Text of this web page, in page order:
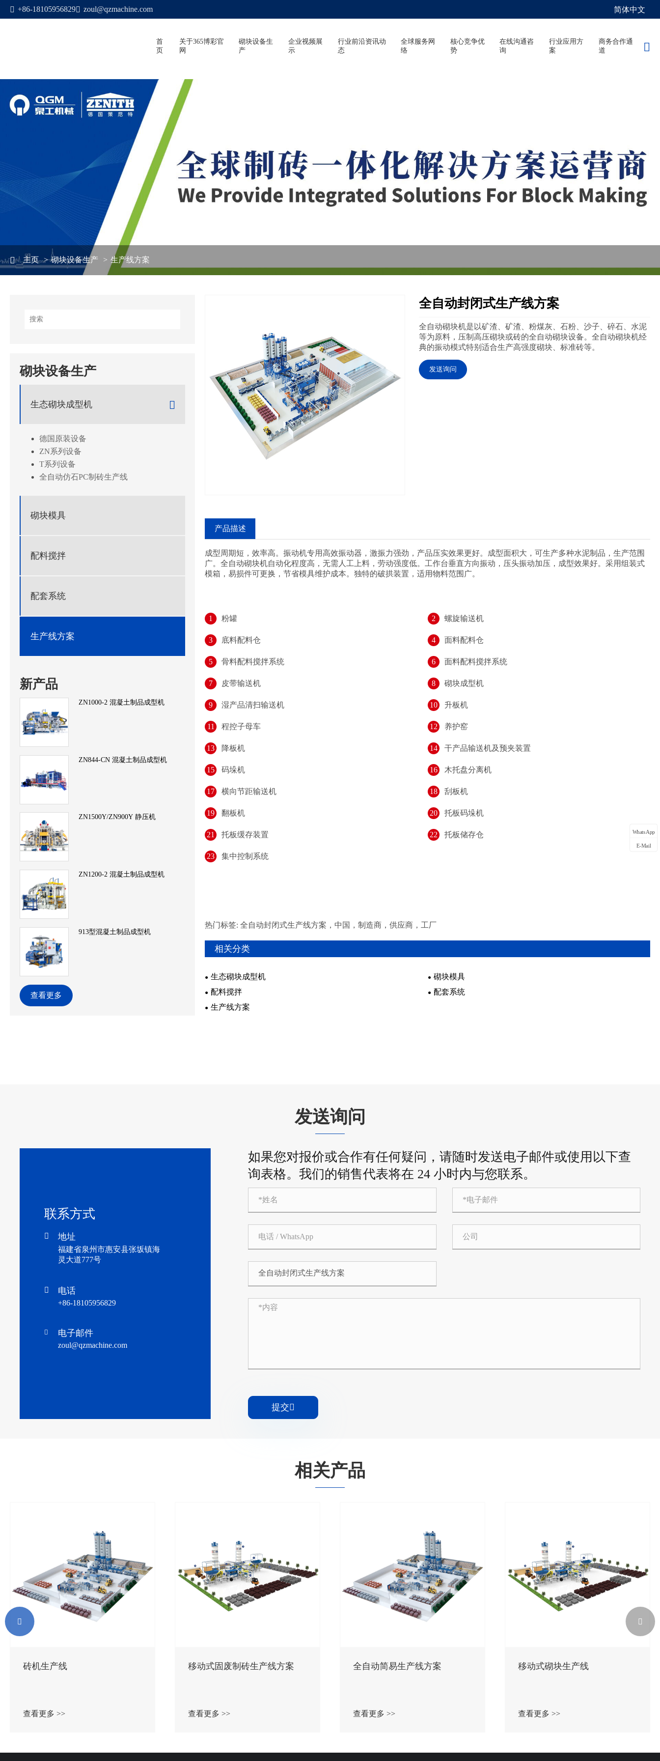
365博彩官网
 +86-18105956829 zoul@qzmachine.com 简体中文
首
页
关于365博彩官
网
砌块设备生
产
企业视频展
示
行业前沿资讯动
态
全球服务网
络
核心竞争优
势
在线沟通咨
询
行业应用方
案
商务合作通
道

主页 砌块设备生产 生产线方案
砌块设备生产
生态砌块成型机 
德国原装设备
ZN系列设备
T系列设备
全自动仿石PC制砖生产线
砌块模具
配料搅拌
配套系统
生产线方案
新产品
ZN1000-2 混凝土制品成型机
ZN844-CN 混凝土制品成型机
ZN1500Y/ZN900Y 静压机
ZN1200-2 混凝土制品成型机
913型混凝土制品成型机
查看更多
全自动封闭式生产线方案
全自动砌块机是以矿渣、矿渣、粉煤灰、石粉、沙子、碎石、水泥
等为原料，压制高压砌块或砖的全自动砌块设备。全自动砌块机经
典的振动模式特别适合生产高强度砌块、标准砖等。
发送询问
产品描述
成型周期短，效率高。振动机专用高效振动器，激振力强劲，产品压实效果更好。成型面积大，可生产多种水泥制品，生产范围
广。全自动砌块机自动化程度高，无需人工上料，劳动强度低。工作台垂直方向振动，压头振动加压，成型效果好。采用组装式
模箱，易损件可更换，节省模具维护成本。独特的破拱装置，适用物料范围广。
1 粉罐 2 螺旋输送机
3 底料配料仓 4 面料配料仓
5 骨料配料搅拌系统 6 面料配料搅拌系统
7 皮带输送机 8 砌块成型机
9 湿产品清扫输送机 10 升板机
11 程控子母车 12 养护窑
13 降板机 14 干产品输送机及预夹装置
15 码垛机 16 木托盘分离机
17 横向节距输送机 18 刮板机
19 翻板机 20 托板码垛机
21 托板缓存装置 22 托板储存仓
23 集中控制系统
热门标签: 全自动封闭式生产线方案，中国，制造商，供应商，工厂
相关分类
生态砌块成型机
砌块模具
配料搅拌
配套系统
生产线方案
发送询问
联系方式
 地址
福建省泉州市惠安县张坂镇海
灵大道777号
 电话
+86-18105956829
 电子邮件
zoul@qzmachine.com
如果您对报价或合作有任何疑问，请随时发送电子邮件或使用以下查
询表格。我们的销售代表将在 24 小时内与您联系。
提交
相关产品
砖机生产线
查看更多 >>
移动式固废制砖生产线方案
查看更多 >>
全自动简易生产线方案
查看更多 >>
移动式砌块生产线
查看更多 >>
 
WhatsApp
E-Mail